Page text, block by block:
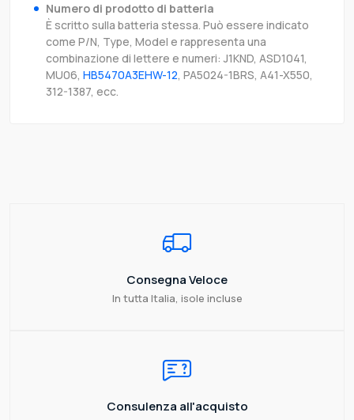
Numero di prodotto di batteria
È scritto sulla batteria stessa. Può essere indicato
come P/N, Type, Model e rappresenta una
combinazione di lettere e numeri: J1KND, ASD1041,
MU06, HB5470A3EHW-12, PA5024-1BRS, A41-X550,
312-1387, ecc.
Consegna Veloce
In tutta Italia, isole incluse
Consulenza all'acquisto